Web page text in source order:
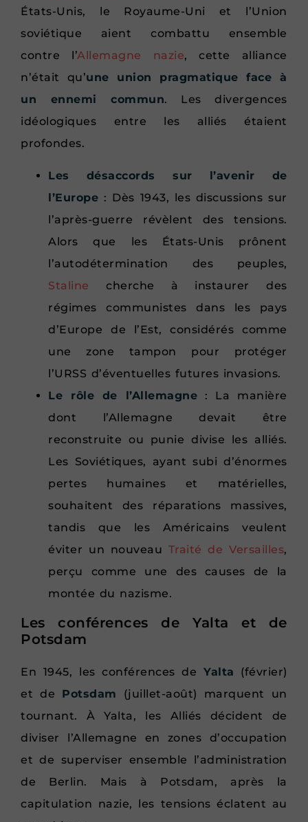
États-Unis, le Royaume-Uni et l’Union
soviétique aient combattu ensemble
contre l’Allemagne nazie, cette alliance
n’était qu’une union pragmatique face à
un ennemi commun. Les divergences
idéologiques entre les alliés étaient
profondes.
Les désaccords sur l’avenir de
l’Europe : Dès 1943, les discussions sur
l’après-guerre révèlent des tensions.
Alors que les États-Unis prônent
l’autodétermination des peuples,
Staline cherche à instaurer des
régimes communistes dans les pays
d’Europe de l’Est, considérés comme
une zone tampon pour protéger
l’URSS d’éventuelles futures invasions.
Le rôle de l’Allemagne : La manière
dont l’Allemagne devait être
reconstruite ou punie divise les alliés.
Les Soviétiques, ayant subi d’énormes
pertes humaines et matérielles,
souhaitent des réparations massives,
tandis que les Américains veulent
éviter un nouveau Traité de Versailles,
perçu comme une des causes de la
montée du nazisme.
Les conférences de Yalta et de
Potsdam
En 1945, les conférences deYalta (février)
et de Potsdam (juillet-août) marquent un
tournant. À Yalta, les Alliés décident de
diviser l’Allemagne en zones d’occupation
et de superviser ensemble l’administration
de Berlin. Mais à Potsdam, après la
capitulation nazie, les tensions éclatent au